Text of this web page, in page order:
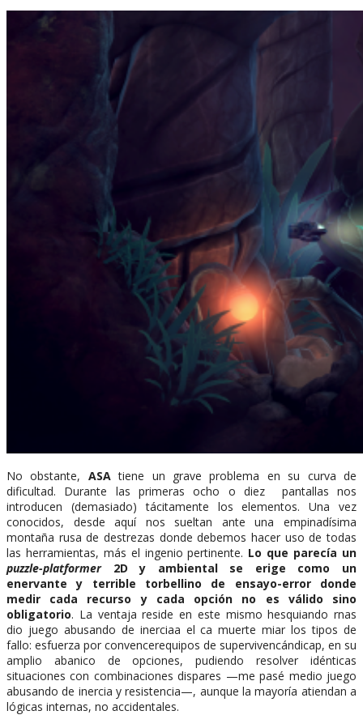
No obstante, ASAtiene un grave problema en su curva de
dificultad. Durante las primeras ocho o diez pantallas nos
introducen (demasiado) tácitamente los elementos. Una vez
conocidos, desde aquí nos sueltan ante una empinadísima
montaña rusa de destrezas donde debemos hacer uso de todas
las herramientas, más el ingenio pertinente. Lo que parecía un
puzzle-platformer2D y ambiental se erige como un
enervante y terrible torbellino de ensayo-error donde
medir cada recurso y cada opción no es válido sino
obligatorio. La ventaja reside en este mismo hesquiando rnas
dio juego abusando de inerciaa el ca muerte miar los tipos de
fallo: esfuerza por convencerequipos de supervivencándicap, en su
amplio abanico de opciones, pudiendo resolver idénticas
situaciones con combinaciones dispares —me pasé medio juego
abusando de inercia y resistencia—, aunque la mayoría atiendan a
lógicas internas, no accidentales.